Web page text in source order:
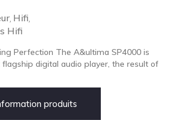
, Hifi
Hifi
Perfection The A&ultima SP4000 is
flagship digital audio player, the result of
produits